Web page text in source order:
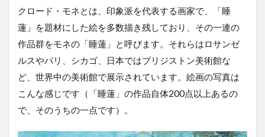
モネ
の池
2
モ
の
池
の
クロード・モネとは、印象派を代表する画家で、「睡
蓮」を題材にした絵を多数描き残しており、その一連の
作品群をモネの「睡蓮」と呼びます。それらはロサンゼ
ルスやパリ、シカゴ、日本ではブリジストン美術館な
ど、世界中の美術館で展示されています。絵画の写真は
こんな感じです（「睡蓮」の作品自体200点以上あるの
で、そのうちの一点です）。